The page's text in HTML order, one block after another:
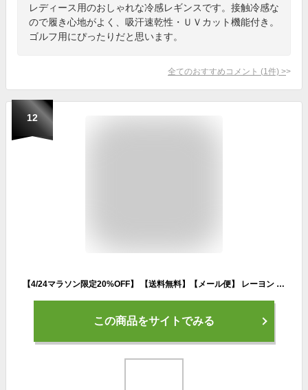
レディース用のおしゃれな冷感レギンスです。接触冷感な
ので履き心地がよく、吸汗速乾性・ＵＶカット機能付き。
ゴルフ用にぴったりだと思います。
全てのおすすめコメント (1 件) >
12
【4/24マラソン限定20%OFF】 【送料無料】【メール便】 レーヨン レギンス スパッツ レディース タイツ 涼感 接触冷感 吸水速乾 ひんやり 涼しい 夏用 インナー 10分 7分 5分 3分 1分 黒 チャコール グレー M-L L-LL LL-3L ヨガ ルームウェア インナー
この商品をサイトでみる